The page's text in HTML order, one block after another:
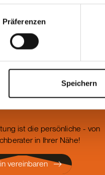
in der EU. Wir stellen
erfolgt
wenn Sie unsere
Präferenzen
Speichern
ist die persönliche - von
in Ihrer Nähe!
vereinbaren